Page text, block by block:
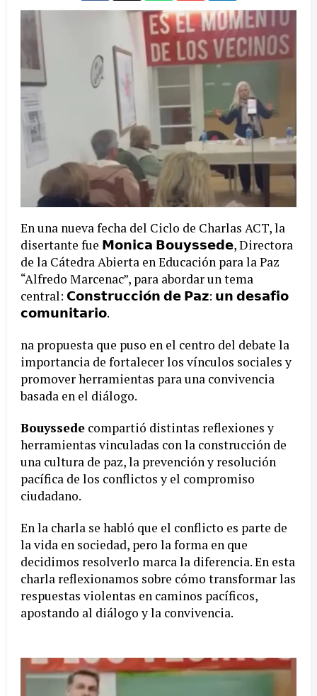
En una nueva fecha del Ciclo de Charlas ACT, la
disertante fue 𝗠𝗼𝗻𝗶𝗰𝗮 𝗕𝗼𝘂𝘆𝘀𝘀𝗲𝗱𝗲, Directora
de la Cátedra Abierta en Educación para la Paz
“Alfredo Marcenac”, para abordar un tema
central: 𝗖𝗼𝗻𝘀𝘁𝗿𝘂𝗰𝗰𝗶𝗼́𝗻 𝗱𝗲 𝗣𝗮𝘇: 𝘂𝗻 𝗱𝗲𝘀𝗮𝗳𝗶́𝗼
𝗰𝗼𝗺𝘂𝗻𝗶𝘁𝗮𝗿𝗶𝗼.
na propuesta que puso en el centro del debate la
importancia de fortalecer los vínculos sociales y
promover herramientas para una convivencia
basada en el diálogo.
Bouyssede compartió distintas reflexiones y
herramientas vinculadas con la construcción de
una cultura de paz, la prevención y resolución
pacífica de los conflictos y el compromiso
ciudadano.
En la charla se habló que el conflicto es parte de
la vida en sociedad, pero la forma en que
decidimos resolverlo marca la diferencia. En esta
charla reflexionamos sobre cómo transformar las
respuestas violentas en caminos pacíficos,
apostando al diálogo y la convivencia.